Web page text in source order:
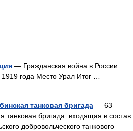
— Гражданская война в России
года Место Урал Итог …
танковая бригада — 63
танковая бригада входящая в состав
добровольческого танкового